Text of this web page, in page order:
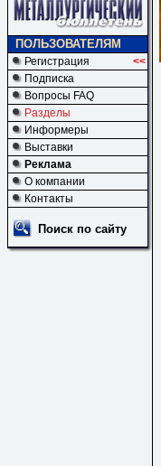
ПОЛЬЗОВАТЕЛЯМ
Регистрация
<<
Подписка
Вопросы FAQ
Разделы
Информеры
Выставки
Реклама
О компании
Контакты
Поиск по сайту